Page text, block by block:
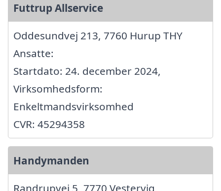
Futtrup Allservice
Oddesundvej 213, 7760 Hurup THY
Ansatte:
Startdato: 24. december 2024,
Virksomhedsform:
Enkeltmandsvirksomhed
CVR: 45294358
Handymanden
Randrupvej 5, 7770 Vestervig